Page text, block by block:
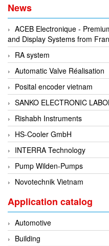
Erhardt-Leimer
Erhardt-leimer
ERICHSEN
Erinda/Delta
ESA Automation Vietnam
Esa Pyronics
Euchner
EUCHNER GmbH + Co. KG
Eurotherm Vietnam
Eurovent
Evoqua
Exergen
Exide Technologies Vietnam
EXOR
News
ACEB Electronique -
and Display Systems from
RA system
Automatic Valve Réalisation
Posital encoder vietnam
SANKO ELECTRONIC
Rishabh Instruments
HS-Cooler GmbH
INTERRA Technology
Pump Wilden-Pumps
Novotechnik Vietnam
Application catalog
Automotive
Building